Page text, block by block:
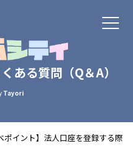
ある質問（Q＆A）
Tayori
ポイント】法人口座を登録する際